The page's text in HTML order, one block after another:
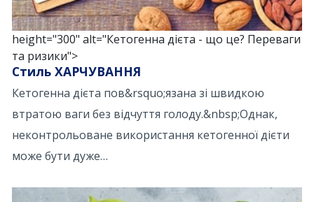
height="300" alt="Кетогенна дієта - що це? Переваги
та ризики">
Стиль ХАРЧУВАННЯ
Кетогенна дієта пов&rsquo;язана зі швидкою
втратою ваги без відчуття голоду.&nbsp;Однак,
неконтрольоване використання кетогенної дієти
може бути дуже…